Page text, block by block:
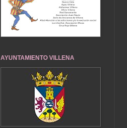
AYUNTAMIENTO VILLENA